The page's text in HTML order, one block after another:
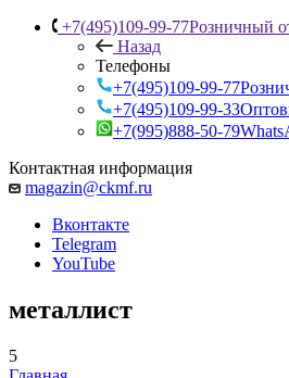
+7(495)109-99-77Розничный
Назад
Телефоны
+7(495)109-99-77
+7(495)109-99-33
+7(995)888-50-79
Контактная информация
magazin@ckmf.ru
Вконтакте
Telegram
YouTube
металлист
5